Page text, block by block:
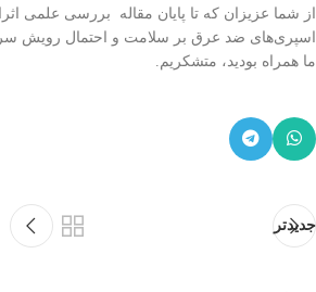
از شما عزیزان که تا پایان مقاله بررسی علمی
اسپری‌های ضد عرق بر سلامت و احتمال رویش
ما همراه بودید، متشکریم.
جدیدتر